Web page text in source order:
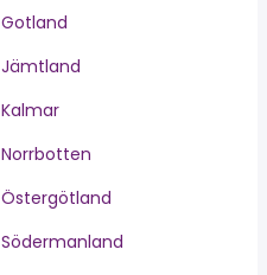
Gotland
Jämtland
Kalmar
Norrbotten
Östergötland
Södermanland